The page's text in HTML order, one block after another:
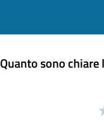
Quanto sono